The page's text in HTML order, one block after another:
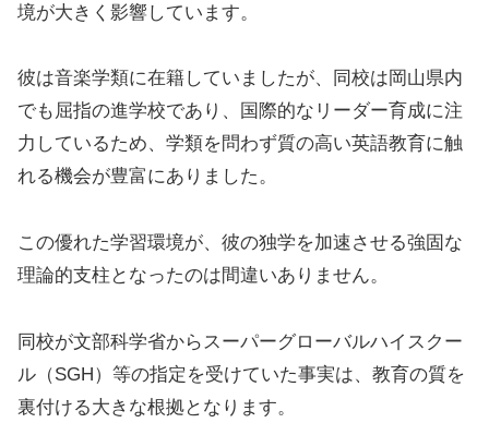
境が大きく影響しています。
彼は音楽学類に在籍していましたが、同校は岡山県内
でも屈指の進学校であり、国際的なリーダー育成に注
力しているため、学類を問わず質の高い英語教育に触
れる機会が豊富にありました。
この優れた学習環境が、彼の独学を加速させる強固な
理論的支柱となったのは間違いありません。
同校が文部科学省からスーパーグローバルハイスクー
ル（SGH）等の指定を受けていた事実は、教育の質を
裏付ける大きな根拠となります。